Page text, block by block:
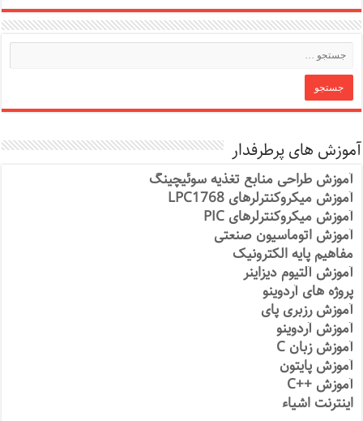
آموزش های پرطرفدار
آموزش طراحی منابع تغذیه سوئیچینگ
آموزش میکروکنترلرهای LPC1768
آموزش میکروکنترلرهای PIC
آموزش اتوماسیون صنعتی
مفاهیم پایه الکترونیک
آموزش آلتیوم دیزاینر
پروژه های آردوینو
آموزش رزبری پای
آموزش آردوینو
آموزش زبان C
آموزش پایتون
آموزش ++C
اینترنت اشیاء